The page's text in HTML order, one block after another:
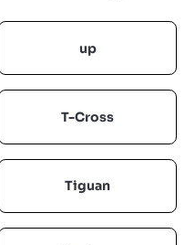
up
T-Cross
Tiguan